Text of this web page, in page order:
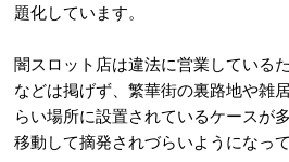
題化しています。
闇スロット店は違法に営業している
などは掲げず、繁華街の裏路地や雑
らい場所に設置されているケースが
移動して摘発されづらいようになって